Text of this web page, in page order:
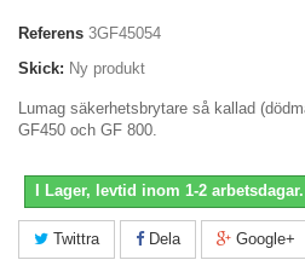
Referens 3GF45054
Skick: Ny produkt
Lumag säkerhetsbrytare så kallad
GF450 och GF 800.
I Lager, levtid inom 1-2 arbetsdagar.
Twittra Dela Google+